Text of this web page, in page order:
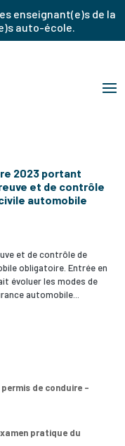
enseignant(e)s de la
auto-école.
2023 portant
et de contrôle
automobile
et de contrôle de
obligatoire. Entrée en
évoluer les modes de
automobile...
de conduire –
pratique du